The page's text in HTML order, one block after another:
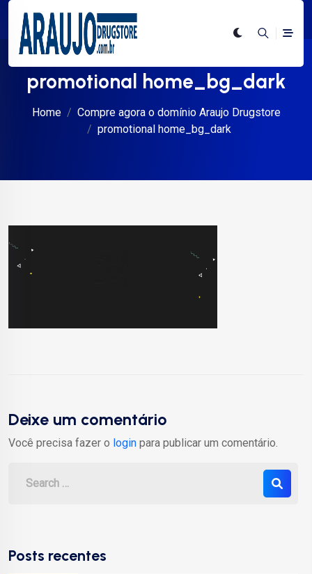
promotional home_bg_dark
Home
Compre agora o domínio Araujo Drugstore
promotional home_bg_dark
Deixe um comentário
Você precisa fazer o login para publicar um comentário.
Posts recentes